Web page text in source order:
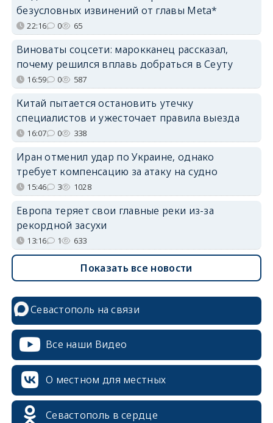
безусловных извинений от главы Meta*
22:16 0 65
Виноваты соцсети: марокканец рассказал,
почему решился вплавь добраться в Сеуту
16:59 0 587
Китай пытается остановить утечку
специалистов и ужесточает правила выезда
16:07 0 338
Иран отменил удар по Украине, однако
требует компенсацию за атаку на судно
15:46 3 1028
Европа теряет свои главные реки из-за
рекордной засухи
13:16 1 633
Показать все новости
Севастополь на связи
Все наши Видео
О местном для местных
Севастополь в сердце